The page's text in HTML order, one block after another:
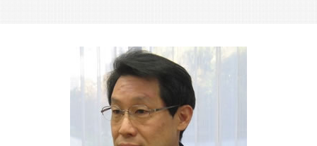
ゆうちょ 銀行 相続
経営 承継
株式譲渡 とは
M&A スキーム
中小企業 後継者問題
中小企業庁 事業承継
事業承継 後継者
未成年 後見人
成年後見人 になるには
成年後見制度
後見 とは
後見人 財産管理
事業承継 千葉県 弁護士 相談
相続 節税 東京都 弁護士 相談
相続 神奈川県 弁護士 相談
不動産相続 目黒区 弁護士 相談
不動産相続 東京都 弁護士 相談
任意売却 世田谷区 弁護士 相談
財産管理 港区 弁護士 相談